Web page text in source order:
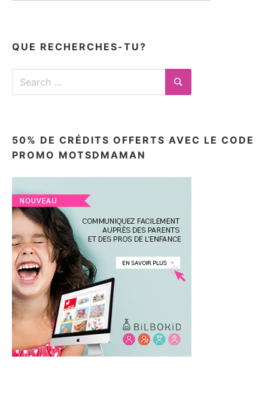
QUE RECHERCHES-TU?
Search
Search
50% DE CRÉDITS OFFERTS AVEC LE CODE
PROMO MOTSDMAMAN